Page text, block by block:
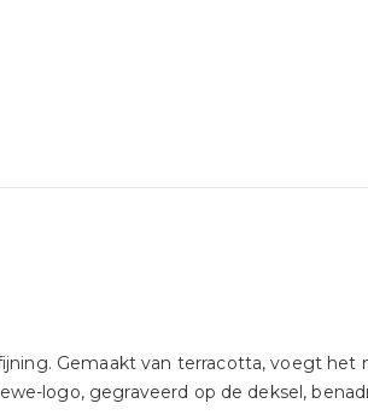
Gemaakt van terracotta, voegt het
logo, gegraveerd op de deksel,